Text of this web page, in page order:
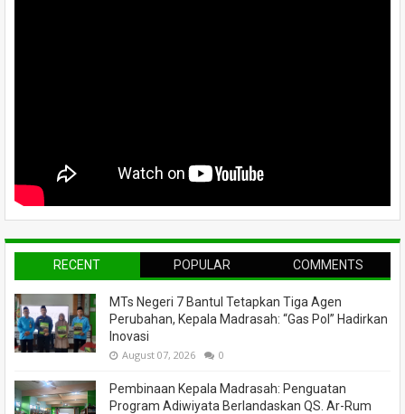
RECENT POPULAR COMMENTS
MTs Negeri 7 Bantul Tetapkan Tiga Agen
Perubahan, Kepala Madrasah: “Gas Pol” Hadirkan
Inovasi
August 07, 2026 0
Pembinaan Kepala Madrasah: Penguatan
Program Adiwiyata Berlandaskan QS. Ar-Rum